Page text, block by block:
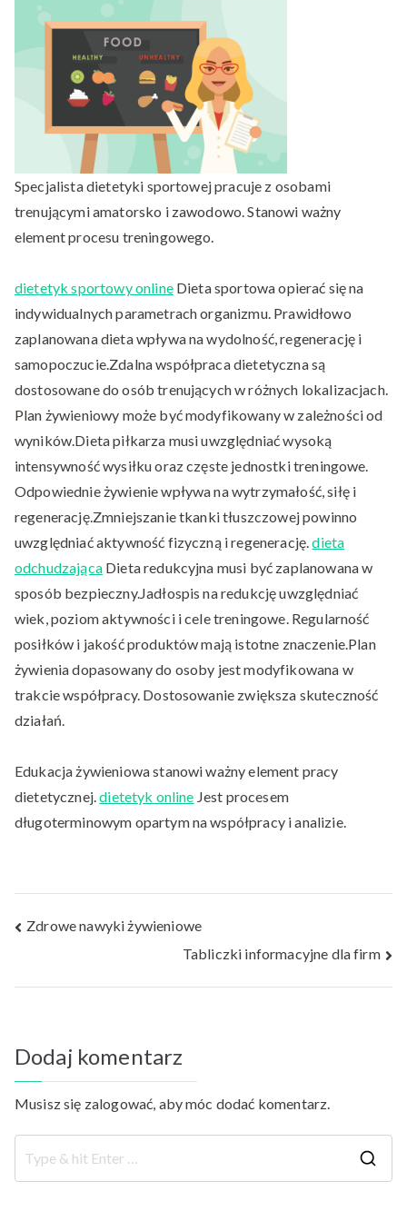
Specjalista dietetyki sportowej pracuje z osobami
trenującymi amatorsko i zawodowo. Stanowi ważny
element procesu treningowego.
dietetyk sportowy onlineDieta sportowa opierać się na
indywidualnych parametrach organizmu. Prawidłowo
zaplanowana dieta wpływa na wydolność, regenerację i
samopoczucie.Zdalna współpraca dietetyczna są
dostosowane do osób trenujących w różnych lokalizacjach.
Plan żywieniowy może być modyfikowany w zależności od
wyników.Dieta piłkarza musi uwzględniać wysoką
intensywność wysiłku oraz częste jednostki treningowe.
Odpowiednie żywienie wpływa na wytrzymałość, siłę i
regenerację.Zmniejszanie tkanki tłuszczowej powinno
uwzględniać aktywność fizyczną i regenerację.dieta
odchudzającaDieta redukcyjna musi być zaplanowana w
sposób bezpieczny.Jadłospis na redukcję uwzględniać
wiek, poziom aktywności i cele treningowe. Regularność
posiłków i jakość produktów mają istotne znaczenie.Plan
żywienia dopasowany do osoby jest modyfikowana w
trakcie współpracy. Dostosowanie zwiększa skuteczność
działań.
Edukacja żywieniowa stanowi ważny element pracy
dietetycznej.dietetyk online Jest procesem
długoterminowym opartym na współpracy i analizie.
Nawigacja
Zdrowe nawyki żywieniowe
Tabliczki informacyjne dla firm
Dodaj komentarz
Musisz się zalogować, aby móc dodać komentarz.